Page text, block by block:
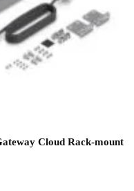
Cloud Rack-mount